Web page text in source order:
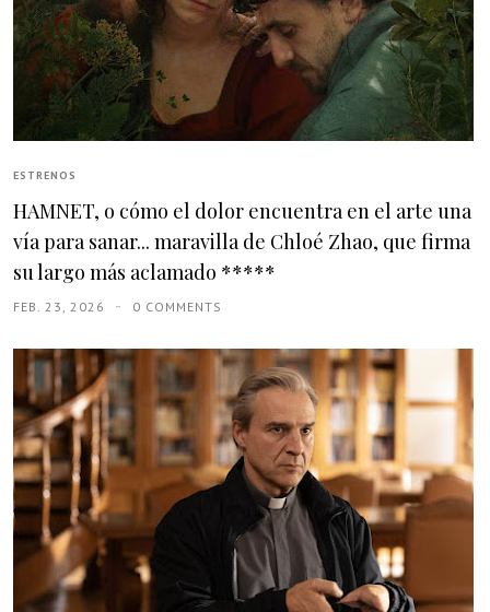
ESTRENOS
HAMNET, o cómo el dolor encuentra en el arte una
vía para sanar... maravilla de Chloé Zhao, que firma
su largo más aclamado *****
FEB. 23, 2026 0 COMMENTS